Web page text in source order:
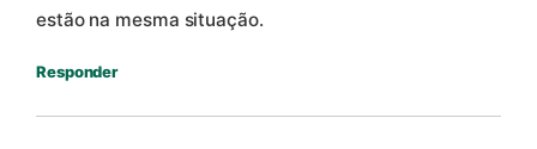
estão na mesma situação.
Responder